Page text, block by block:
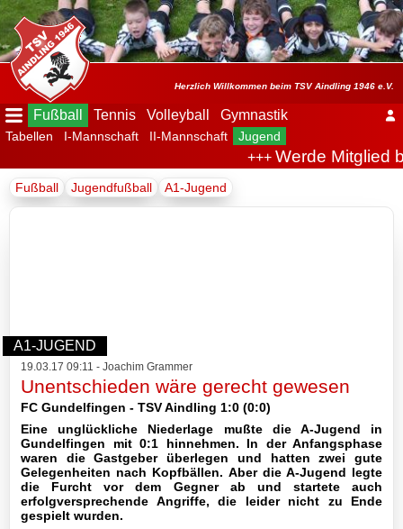
Herzlich Willkommen beim TSV Aindling 1946 e.V.
Fußball Tennis Volleyball Gymnastik
Tabellen I-Mannschaft II-Mannschaft Jugend
+++Werde Mitglied
Menü
ausblenden
Startseite
Verein
I-
Mannschaft
II-
Mannschaft
III-
Mannschaft
Seniorenfußball
Fußball Jugendfußball A1-Jugend
A1-JUGEND
19.03.17 09:11 - Joachim Grammer
Unentschieden wäre gerecht gewesen
FC Gundelfingen - TSV Aindling 1:0 (0:0)
Eine unglückliche Niederlage mußte die A-Jugend in
Gundelfingen mit 0:1 hinnehmen. In der Anfangsphase
waren die Gastgeber überlegen und hatten zwei gute
Gelegenheiten nach Kopfbällen. Aber die A-Jugend legte
die Furcht vor dem Gegner ab und startete auch
erfolgversprechende Angriffe, die leider nicht zu Ende
gespielt wurden.